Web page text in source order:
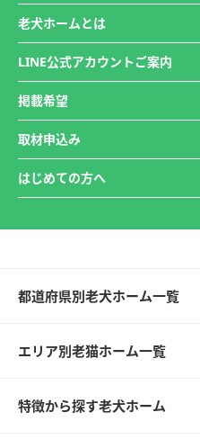
老犬ホームとは
LINE公式アカウントご案内
掲載希望
取材申込み
はじめての方へ
都道府県別老犬ホーム一覧
エリア別老猫ホーム一覧
特徴から探す老犬ホーム